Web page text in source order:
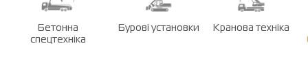
Бетонна
спецтехніка
Бурові установки
Кранова техніка